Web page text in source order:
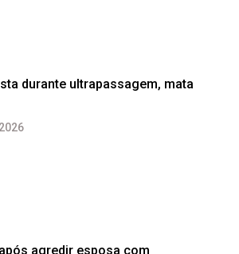
durante ultrapassagem, mata
agredir esposa com